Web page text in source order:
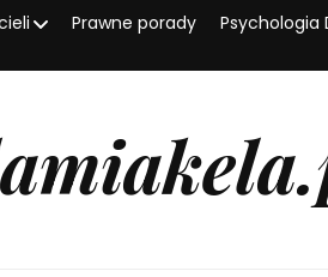
Prawne porady Psychologia